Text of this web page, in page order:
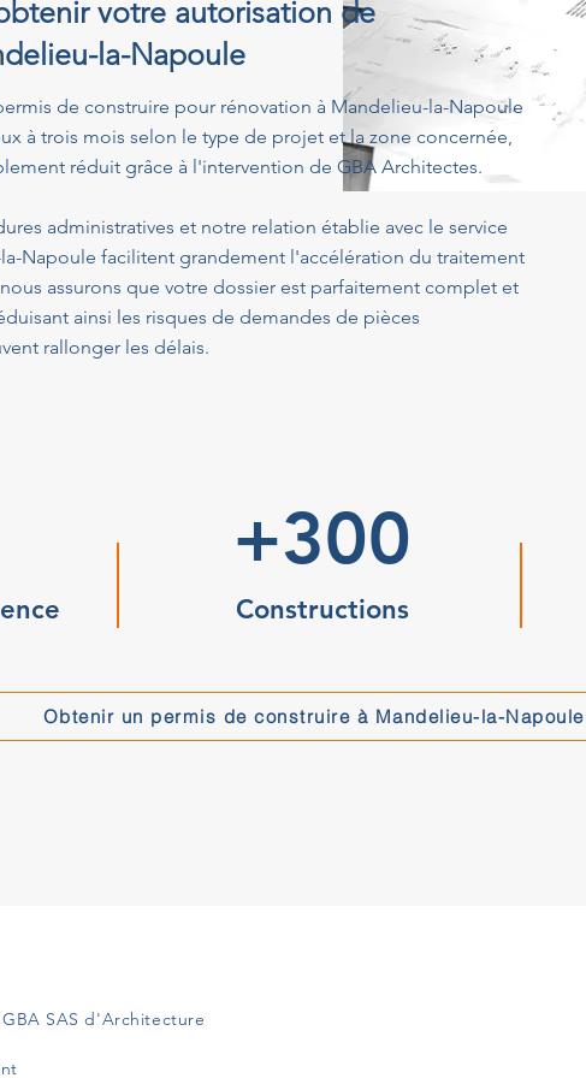
votre autorisation de
la-Napoule
de construire pour rénovation à Mandelieu-la-Napoule
à trois mois selon le type de projet et la zone concernée,
réduit grâce à l'intervention de GBA Architectes.
administratives et notre relation établie avec le service
Napoule facilitent grandement l'accélération du traitement
assurons que votre dossier est parfaitement complet et
ainsi les risques de demandes de pièces
rallonger les délais.
+300
Constructions
Obtenir un permis de construire à Mandelieu-la-Napoule
SAS d'Architecture